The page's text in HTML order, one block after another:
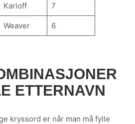
Karloff 7
Weaver 6
ETTERNAVN
kryssord er når man må fylle